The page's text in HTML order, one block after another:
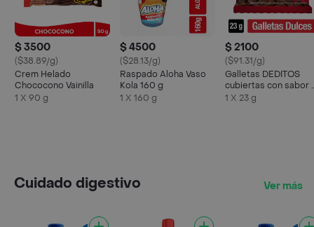
$ 3500
($38.89/g)
Crem Helado
Chococono Vainilla
1 X 90 g
$ 4500
($28.13/g)
Raspado Aloha Vaso
Kola 160 g
1 X 160 g
$ 2100
($91.31/g)
Galletas DEDITOS
cubiertas con sabor
chocolate x 23g
1 X 23 g
Cuidado digestivo Ver más